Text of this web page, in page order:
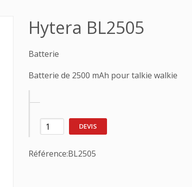
Hytera BL2505
Batterie
Batterie de 2500 mAh pour talkie walkie
DEVIS
Référence:BL2505